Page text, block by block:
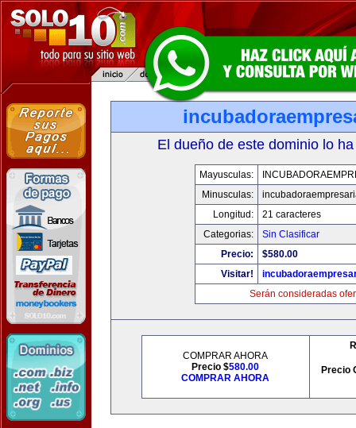
El dueño de este dominio lo
Mayusculas:
Minusculas:
Longitud:
21 caracteres
Categorias:
Sin Clasificar
Precio:
$580.00
Visitar!
Serán consideradas
COMPRAR AHORA
Precio $580.00
COMPRAR AHORA
Precio